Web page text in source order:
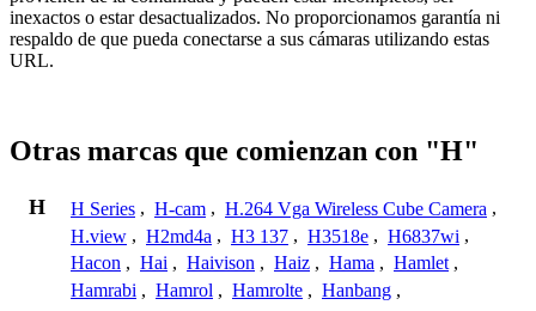
inexactos o estar desactualizados. No proporcionamos garantía ni
respaldo de que pueda conectarse a sus cámaras utilizando estas
URL.
Otras marcas que comienzan con "H"
H H Series , H-cam , H.264 Vga Wireless Cube Camera ,
H.view , H2md4a , H3 137 , H3518e , H6837wi ,
Hacon , Hai , Haivison , Haiz , Hama , Hamlet ,
Hamrabi , Hamrol , Hamrolte , Hanbang ,